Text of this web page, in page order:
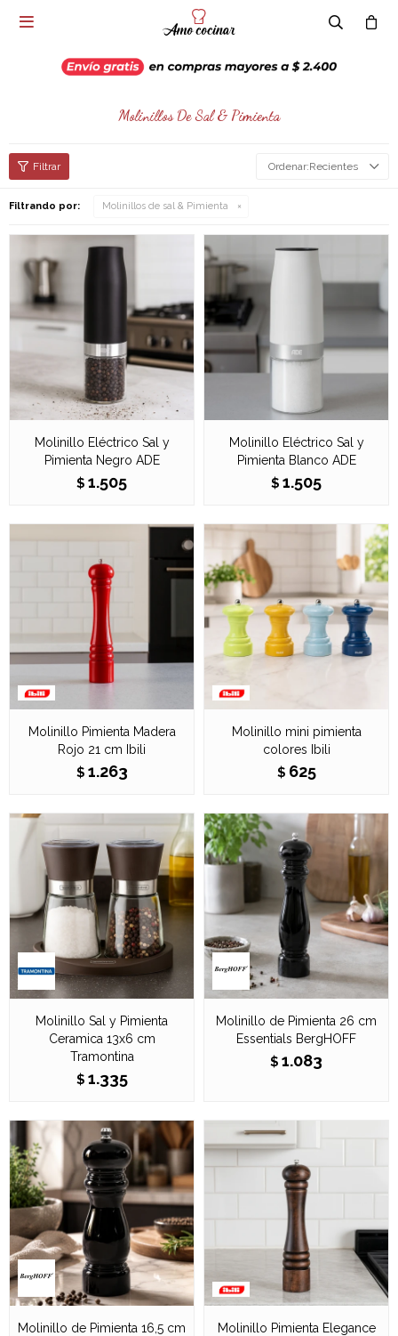

Molinillos De Sal & Pimienta
Recientes
Filtrando por: Molinillos de sal & Pimienta
Molinillo Eléctrico Sal y
Pimienta Negro ADE
$ 1.505
Molinillo Eléctrico Sal y
Pimienta Blanco ADE
$ 1.505
Molinillo Pimienta Madera
Rojo 21 cm Ibili
$ 1.263
Molinillo mini pimienta
colores Ibili
$ 625
Molinillo Sal y Pimienta
Ceramica 13x6 cm
Tramontina
$ 1.335
Molinillo de Pimienta 26 cm
Essentials BergHOFF
$ 1.083
Molinillo de Pimienta 16,5 cm
Molinillo Pimienta Elegance